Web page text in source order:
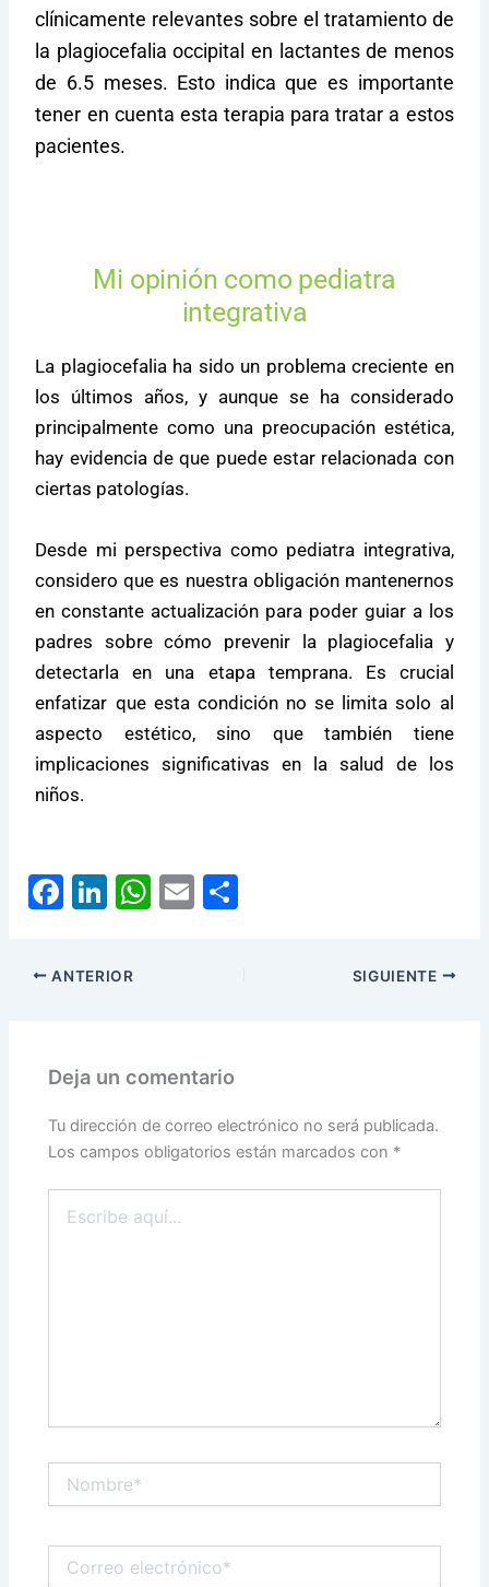
clínicamente relevantes sobre el tratamiento de
la plagiocefalia occipital en lactantes de menos
de 6.5 meses. Esto indica que es importante
tener en cuenta esta terapia para tratar a estos
pacientes.
Mi opinión como pediatra
integrativa
La plagiocefalia ha sido un problema creciente en
los últimos años, y aunque se ha considerado
principalmente como una preocupación estética,
hay evidencia de que puede estar relacionada con
ciertas patologías.
Desde mi perspectiva como pediatra integrativa,
considero que es nuestra obligación mantenernos
en constante actualización para poder guiar a los
padres sobre cómo prevenir la plagiocefalia y
detectarla en una etapa temprana. Es crucial
enfatizar que esta condición no se limita solo al
aspecto estético, sino que también tiene
implicaciones significativas en la salud de los
niños.
F
c
e
o
o
k
Li
k
e
n
W
p
E
ANTERIOR SIGUIENTE
Deja un comentario
Tu dirección de correo electrónico no será publicada.
Los campos obligatorios están marcados con *
aquí...
electrónico*